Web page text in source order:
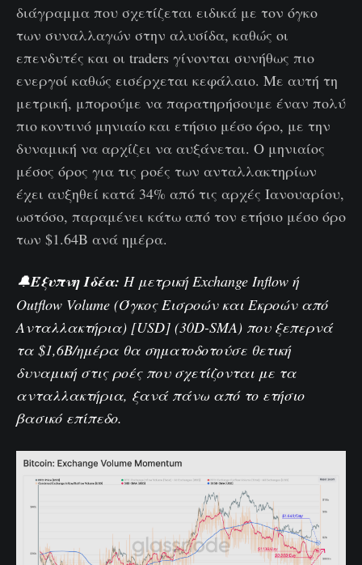
διάγραμμα που σχετίζεται ειδικά με τον όγκο
των συναλλαγών στην αλυσίδα, καθώς οι
επενδυτές και οι traders γίνονται συνήθως πιο
ενεργοί καθώς εισέρχεται κεφάλαιο. Με αυτή τη
μετρική, μπορούμε να παρατηρήσουμε έναν πολύ
πιο κοντινό μηνιαίο και ετήσιο μέσο όρο, με την
δυναμική να αρχίζει να αυξάνεται. Ο μηνιαίος
μέσος όρος για τις ροές των ανταλλακτηρίων
έχει αυξηθεί κατά 34% από τις αρχές Ιανουαρίου,
ωστόσο, παραμένει κάτω από τον ετήσιο μέσο όρο
των $1.64B ανά ημέρα.
🔔Έξυπνη Ιδέα: Η μετρική Exchange Inflow ή
Outflow Volume (Όγκος Εισροών και Εκροών από
Ανταλλακτήρια) [USD] (30D-SMA) που ξεπερνά
τα $1,6B/ημέρα θα σηματοδοτούσε θετική
δυναμική στις ροές που σχετίζονται με τα
ανταλλακτήρια, ξανά πάνω από το ετήσιο
βασικό επίπεδο.